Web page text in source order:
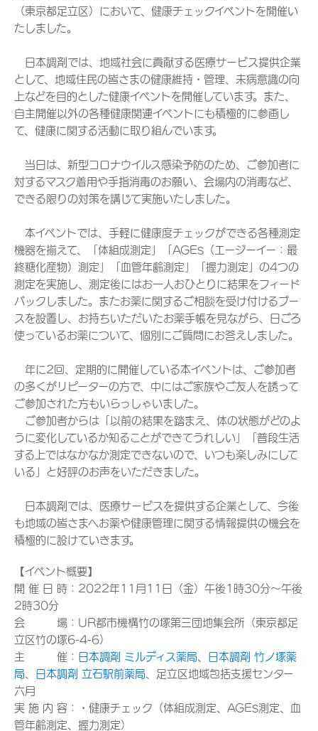
（東京都足立区）において、健康チェックイベントを開催い
たしました。
日本調剤では、地域社会に貢献する医療サービス提供企業
として、地域住民の皆さまの健康維持・管理、未病意識の向
上などを目的とした健康イベントを開催しています。また、
自主開催以外の各種健康関連イベントにも積極的に参画し
て、健康に関する活動に取り組んでいます。
当日は、新型コロナウイルス感染予防のため、ご参加者に
対するマスク着用や手指消毒のお願い、会場内の消毒など、
できる限りの対策を講じて実施いたしました。
本イベントでは、手軽に健康度チェックができる各種測定
機器を揃えて、「体組成測定」「AGEs（エージーイー：最
終糖化産物）測定」「血管年齢測定」「握力測定」の4つの
測定を実施し、測定後にはお一人おひとりに結果をフィード
バックしました。またお薬に関するご相談を受け付けるブー
スを設置し、お持ちいただいたお薬手帳を見ながら、日ごろ
使っているお薬について、個別にご質問にお答えしました。
年に2回、定期的に開催している本イベントは、ご参加者
の多くがリピーターの方で、中にはご家族やご友人を誘って
ご参加された方もいらっしゃいました。
ご参加者からは「以前の結果を踏まえ、体の状態がどのよ
うに変化しているか知ることができてうれしい」「普段生活
する上ではなかなか測定できないので、いつも楽しみにして
いる」と好評のお声をいただきました。
日本調剤では、医療サービスを提供する企業として、今後
も地域の皆さまへお薬や健康管理に関する情報提供の機会を
積極的に設けていきます。
【イベント概要】
開 催 日 時：2022年11月11日（金）午後1時30分～午後
2時30分
会 場：UR都市機構竹の塚第三団地集会所（東京都足
立区竹の塚6-4-6）
主 催： 日本調剤 ミルディス薬局
日本調剤 竹ノ塚薬
局
日本調剤 立石駅前薬局 、足立区地域包括支援センター
六月
実 施 内 容：・健康チェック（体組成測定、AGEs測定、血
管年齢測定、握力測定）